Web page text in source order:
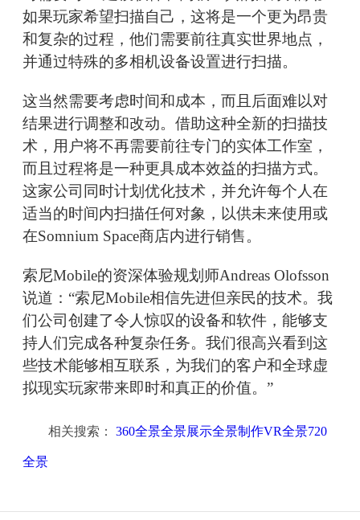
如果玩家希望扫描自己，这将是一个更为昂贵
和复杂的过程，他们需要前往真实世界地点，
并通过特殊的多相机设备设置进行扫描。
这当然需要考虑时间和成本，而且后面难以对
结果进行调整和改动。借助这种全新的扫描技
术，用户将不再需要前往专门的实体工作室，
而且过程将是一种更具成本效益的扫描方式。
这家公司同时计划优化技术，并允许每个人在
适当的时间内扫描任何对象，以供未来使用或
在Somnium Space商店内进行销售。
索尼Mobile的资深体验规划师Andreas Olofsson
说道：“索尼Mobile相信先进但亲民的技术。我
们公司创建了令人惊叹的设备和软件，能够支
持人们完成各种复杂任务。我们很高兴看到这
些技术能够相互联系，为我们的客户和全球虚
拟现实玩家带来即时和真正的价值。”
相关搜索： 360全景全景展示全景制作VR全景720
全景